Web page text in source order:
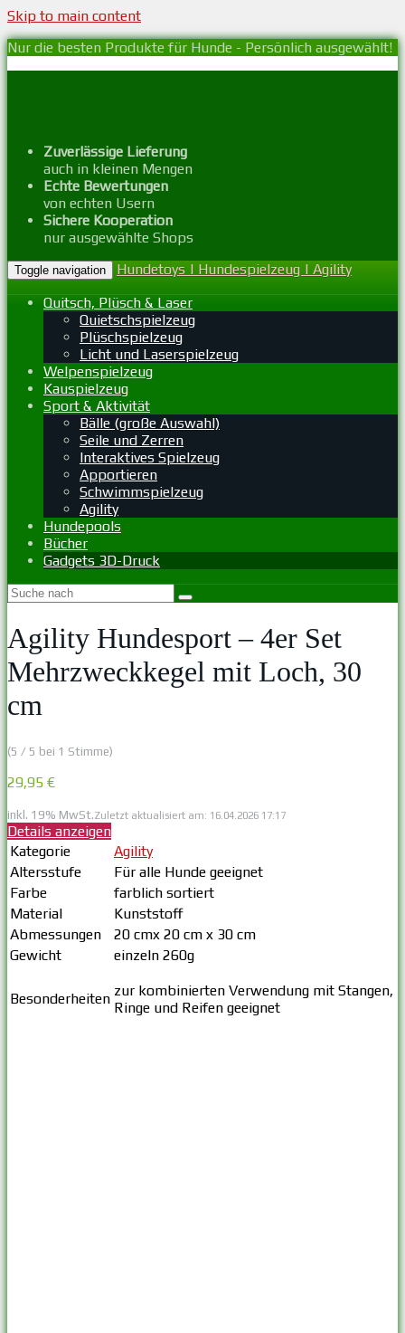
Skip to main content
Nur die besten Produkte für Hunde - Persönlich ausgewählt!
Zuverlässige Lieferung
auch in kleinen Mengen
Echte Bewertungen
von echten Usern
Sichere Kooperation
nur ausgewählte Shops
Toggle navigation
Hundetoys | Hundespielzeug | Agility
Quitsch, Plüsch & Laser
Quietschspielzeug
Plüschspielzeug
Licht und Laserspielzeug
Welpenspielzeug
Kauspielzeug
Sport & Aktivität
Bälle (große Auswahl)
Seile und Zerren
Interaktives Spielzeug
Apportieren
Schwimmspielzeug
Agility
Hundepools
Bücher
Gadgets 3D-Druck
Agility Hundesport – 4er Set
Mehrzweckkegel mit Loch, 30
cm
(5 / 5 bei 1 Stimme)
29,95 €
inkl. 19% MwSt.Zuletzt aktualisiert am: 16.04.2026 17:17
Details anzeigen
Kategorie
Agility
Altersstufe
Für alle Hunde geeignet
Farbe
farblich sortiert
Material
Kunststoff
Abmessungen
20 cmx 20 cm x 30 cm
Gewicht
einzeln 260g
Besonderheiten zur kombinierten Verwendung mit Stangen,
Ringe und Reifen geeignet